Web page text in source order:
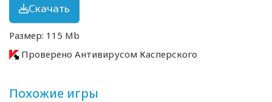
Скачать
Размер: 115 Mb
Проверено Антивирусом Касперского
Похожие игры